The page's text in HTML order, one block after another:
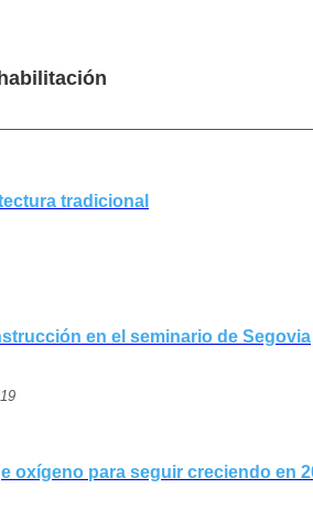
tradicional
en el seminario de Segovia
oxígeno para seguir creciendo en